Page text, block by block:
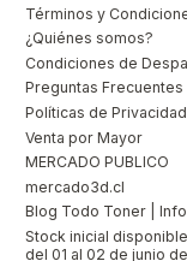
Términos y
¿Quiénes somos?
Condiciones de
Preguntas Frecuentes
Políticas de Privacidad
Venta por Mayor
MERCADO PUBLICO
mercado3d.cl
Blog Todo Toner |
Stock inicial
del 01 al 02 de junio